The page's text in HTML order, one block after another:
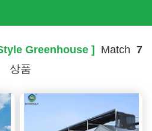
Greenhouse ] Match 7
상품